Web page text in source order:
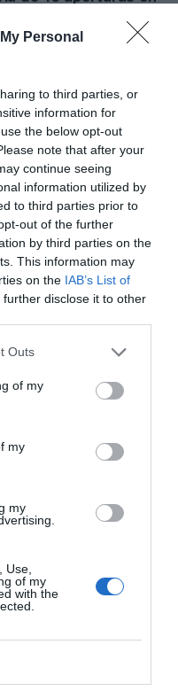
Personal
to third parties, or
information for
the below opt-out
note that after your
continue seeing
information utilized by
to third parties prior to
out of the further
by third parties on the
This information may
on the IAB’s List of
further disclose it to other
Outs
of my
my
my
Use,
of my
with the
ha inaugurado el
cuadrados en el
Multiespacio,
y otra en la calle
enmarcan en la
británico,que ha
en la que espera
(385,8 millones de
de nuevas compañías
semestre de su
de 2.545 millones
un 6,4% menos
esquivó las pérdidas
de libras(30
de libras (109,3
noticias de actualidad.
Imprimir